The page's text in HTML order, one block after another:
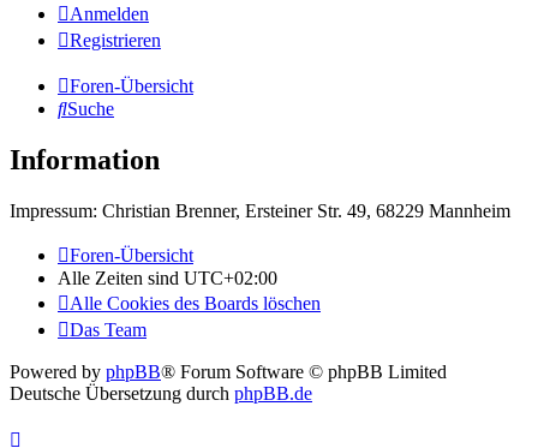
Anmelden
Registrieren
Foren-Übersicht
Suche
Information
Impressum: Christian Brenner, Ersteiner Str. 49, 68229 Mannheim
Foren-Übersicht
Alle Zeiten sind UTC+02:00
Alle Cookies des Boards löschen
Das Team
Powered by phpBB® Forum Software © phpBB Limited
Deutsche Übersetzung durch phpBB.de